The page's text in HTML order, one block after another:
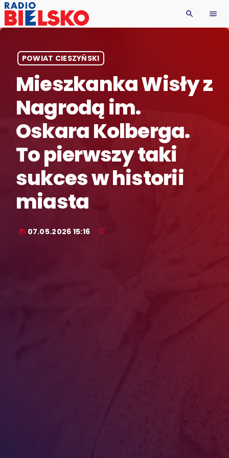
search menu
POWIAT CIESZYŃSKI
Mieszkanka Wisły z
Nagrodą im.
Oskara Kolberga.
To pierwszy taki
sukces w historii
miasta
today 07.05.2026 15:16